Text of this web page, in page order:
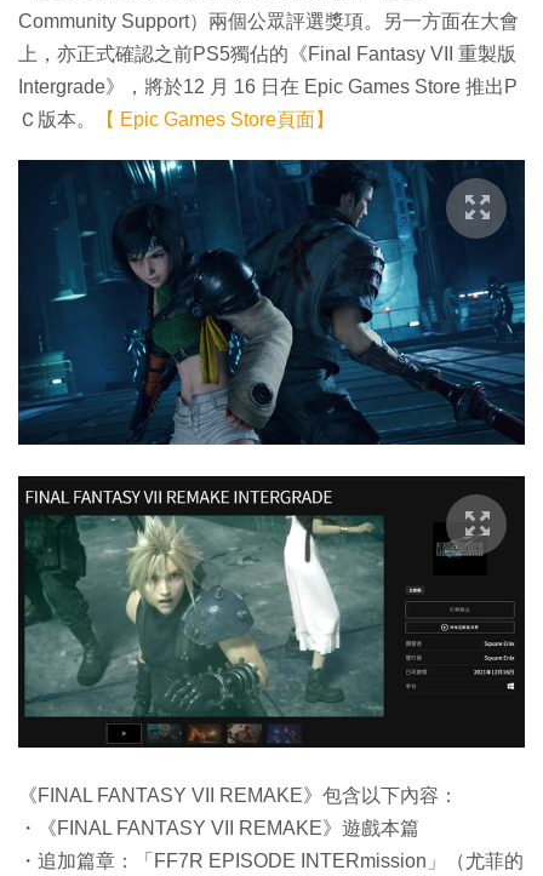
Community Support）兩個公眾評選獎項。另一方面在大會
上，亦正式確認之前PS5獨佔的《Final Fantasy VII 重製版
Intergrade》，將於12 月 16 日在 Epic Games Store 推出P
Ｃ版本。
【 Epic Games Store頁面】
《FINAL FANTASY VII REMAKE》包含以下內容：
・《FINAL FANTASY VII REMAKE》遊戲本篇
・追加篇章：「FF7R EPISODE INTERmission」（尤菲的